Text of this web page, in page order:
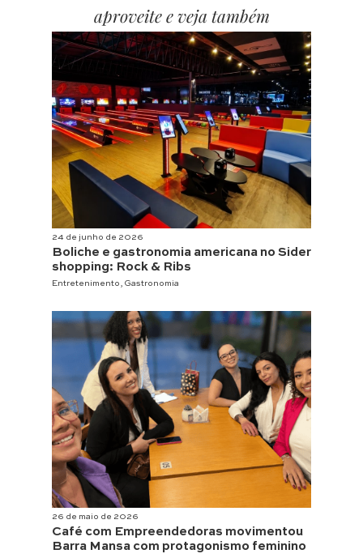
aproveite e veja também
24 de junho de 2026
Boliche e gastronomia americana no Sider
shopping: Rock & Ribs
Entretenimento Gastronomia
26 de maio de 2026
Café com Empreendedoras movimentou
Barra Mansa com protagonismo feminino